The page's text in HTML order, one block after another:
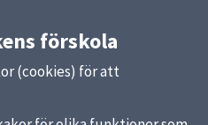
förskola
(cookies) för att